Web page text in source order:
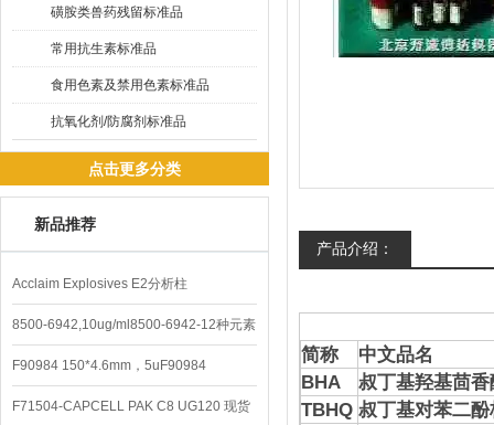
磺胺类兽药残留标准品
常用抗生素标准品
食用色素及禁用色素标准品
抗氧化剂/防腐剂标准品
点击更多分类
新品推荐
Acclaim Explosives E2分析柱
8500-6942,10ug/ml8500-6942-12种元素
混合校准液
F90984 150*4.6mm，5uF90984
CAPCELL PAK C8 DD （S-5）
F71504-CAPCELL PAK C8 UG120 现货
产品介绍：
简称
中文品名
BHA
叔丁基羟基茴
TBHQ 叔丁基对苯二